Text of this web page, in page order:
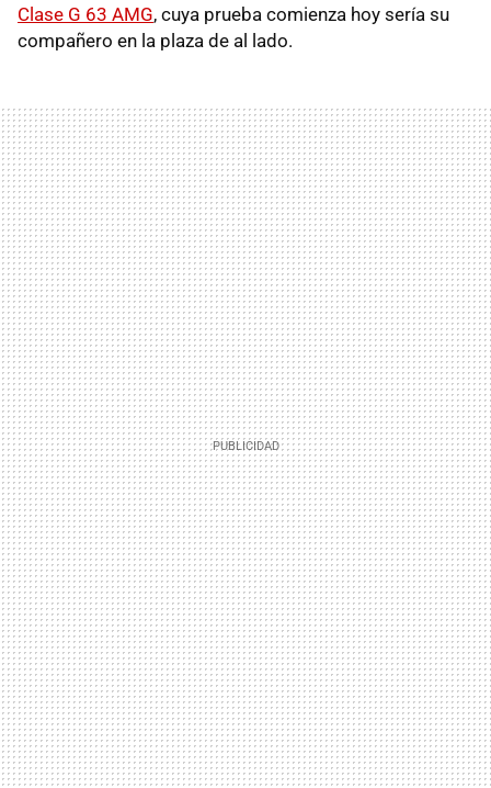
Clase G 63 AMG, cuya prueba comienza hoy sería su
compañero en la plaza de al lado.